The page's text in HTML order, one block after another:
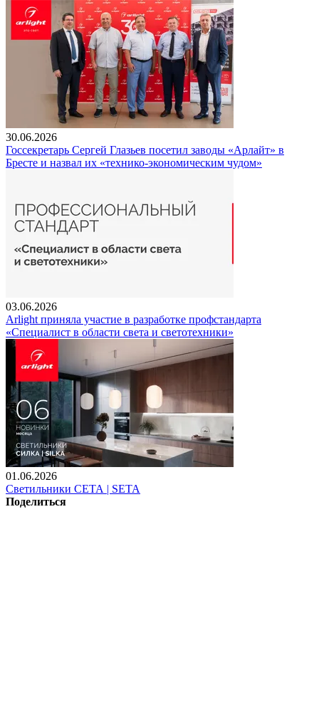
30.06.2026
Госсекретарь Сергей Глазьев посетил заводы «Арлайт» в
Бресте и назвал их «технико-экономическим чудом»
03.06.2026
Arlight приняла участие в разработке профстандарта
«Специалист в области света и светотехники»
01.06.2026
Светильники СЕТА | SETA
Поделиться